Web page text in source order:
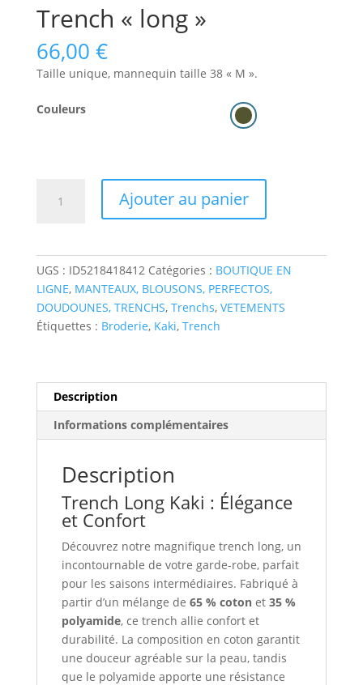
Trench « long »
66,00 €
Taille unique, mannequin taille 38 « M ».
Couleurs
Ajouter au panier
UGS : ID5218418412 Catégories : BOUTIQUE EN
LIGNE, MANTEAUX, BLOUSONS, PERFECTOS,
DOUDOUNES, TRENCHS, Trenchs, VETEMENTS
Étiquettes : Broderie, Kaki, Trench
Description
Informations complémentaires
Description
Trench Long Kaki : Élégance
et Confort
Découvrez notre magnifique trench long, un
incontournable de votre garde-robe, parfait
pour les saisons intermédiaires. Fabriqué à
partir d’un mélange de 65 % cotonet 35 %
polyamide, ce trench allie confort et
durabilité. La composition en coton garantit
une douceur agréable sur la peau, tandis
que le polyamide apporte une résistance